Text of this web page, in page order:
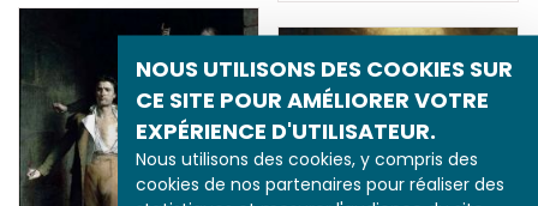
NOUS UTILISONS DES COOKIES SUR
CE SITE POUR AMÉLIORER VOTRE
EXPÉRIENCE D'UTILISATEUR.
Nous utilisons des cookies, y compris des
cookies de nos partenaires pour réaliser des